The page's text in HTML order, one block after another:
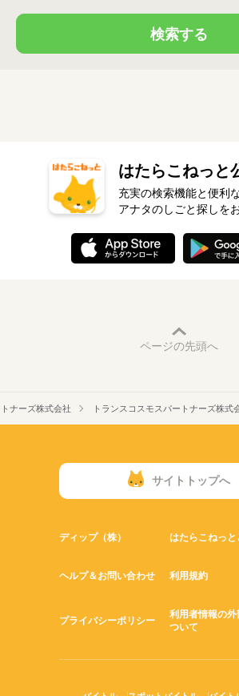
検索する
はたらこねっと
充実の検索機能と便利
アナタのしごと探しを
ページの先頭へ
ナーズ株式会社 トランスコスモスパートナーズ株式
サイトトップへ
ディップ（株） はたらこねっと
ヘルプ＆お問い合わせ 利用規約
プライバシーポリシー
利用者情報の外
ついて